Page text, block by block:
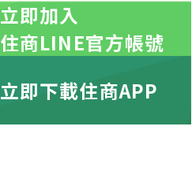
立即加入
住商LINE官方帳號
立即下載住商APP